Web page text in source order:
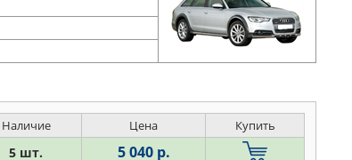
Наличие Цена Купить
5 шт. 5 040 р.